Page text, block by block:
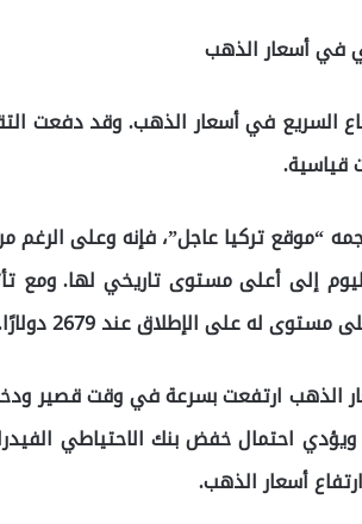
في أسعار الذهب
السريع في أسعار الذهب. وقد دفعت
قياسية.
“موقع تركيا عاجل”، فإنه وعلى
إلى أعلى مستوى تاريخي لها. ومع
له على الإطلاق عند 2679 دولارًا.
الذهب ارتفعت بسرعة في وقت قصير
ويؤدي احتمال خفض بنك الاحتياطي
أسعار الذهب.